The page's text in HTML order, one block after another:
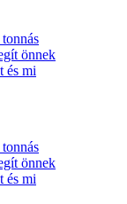
önnek
és mi
önnek
és mi